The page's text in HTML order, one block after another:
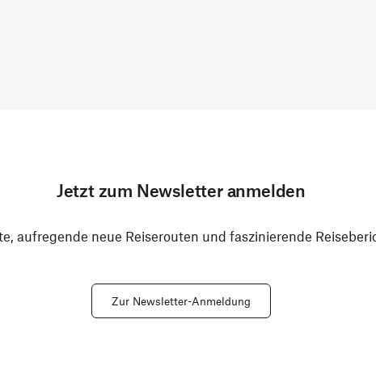
Jetzt zum Newsletter anmelden
aufregende neue Reiserouten und faszinierende
Zur Newsletter-Anmeldung